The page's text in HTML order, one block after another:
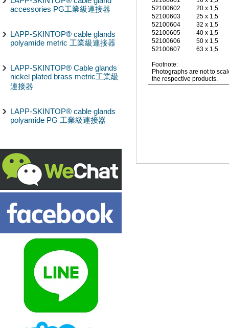
accessories PG工業級連接器
LAPP-SKINTOP® cable glands
polyamide metric 工業級連接器
LAPP-SKINTOP® Cable glands
nickel plated brass metric工業級
連接器
LAPP-SKINTOP® cable glands
polyamide PG 工業級連接器
52100602
20 x 1,5
52100603
25 x 1,5
52100604
32 x 1,5
52100605
40 x 1,5
52100606
50 x 1,5
52100607
63 x 1,5
Footnote:
Photographs are not to
the respective products.